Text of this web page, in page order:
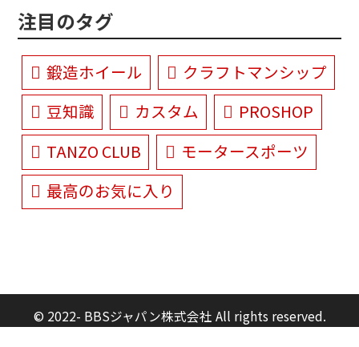
注目のタグ
鍛造ホイール
クラフトマンシップ
豆知識
カスタム
PROSHOP
TANZO CLUB
モータースポーツ
最高のお気に入り
© 2022- BBSジャパン株式会社 All rights reserved.